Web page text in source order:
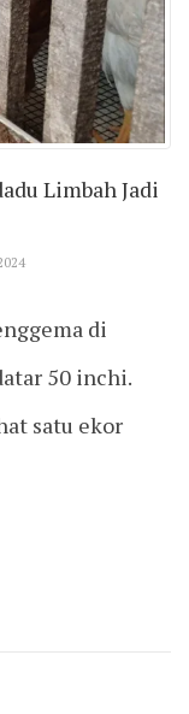
Limbah Jadi
di
50 inchi.
satu ekor